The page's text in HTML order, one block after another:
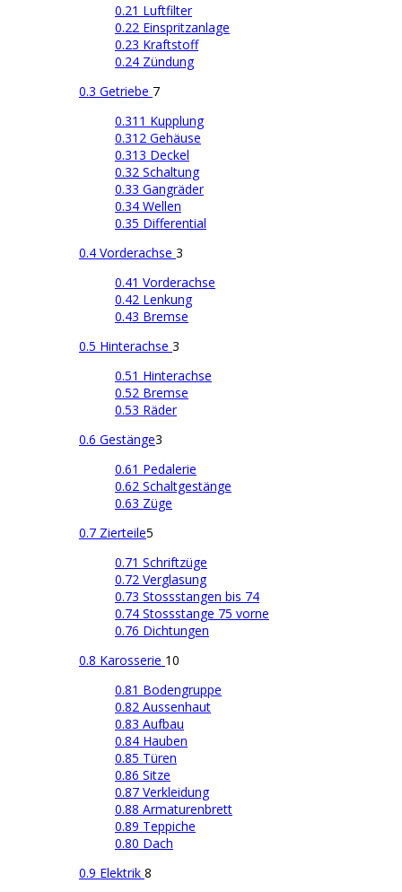
0.21 Luftfilter
0.22 Einspritzanlage
0.23 Kraftstoff
0.24 Zündung
0.3 Getriebe 7
0.311 Kupplung
0.312 Gehäuse
0.313 Deckel
0.32 Schaltung
0.33 Gangräder
0.34 Wellen
0.35 Differential
0.4 Vorderachse 3
0.41 Vorderachse
0.42 Lenkung
0.43 Bremse
0.5 Hinterachse 3
0.51 Hinterachse
0.52 Bremse
0.53 Räder
0.6 Gestänge3
0.61 Pedalerie
0.62 Schaltgestänge
0.63 Züge
0.7 Zierteile5
0.71 Schriftzüge
0.72 Verglasung
0.73 Stossstangen bis 74
0.74 Stossstange 75 vorne
0.76 Dichtungen
0.8 Karosserie 10
0.81 Bodengruppe
0.82 Aussenhaut
0.83 Aufbau
0.84 Hauben
0.85 Türen
0.86 Sitze
0.87 Verkleidung
0.88 Armaturenbrett
0.89 Teppiche
0.80 Dach
0.9 Elektrik 8